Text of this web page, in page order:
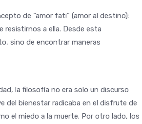
de “amor fati” (amor al destino):
resistirnos a ella. Desde esta
sino de encontrar maneras
la filosofía no era solo un discurso
del bienestar radicaba en el disfrute de
el miedo a la muerte. Por otro lado, los